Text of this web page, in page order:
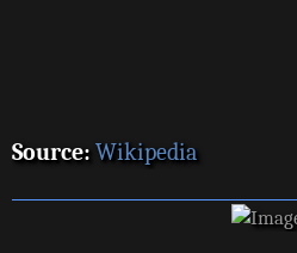
Source: Wikipedia